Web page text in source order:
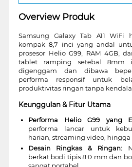
Overview Produk
Samsung Galaxy Tab A11 WiFi
kompak 8,7 inci yang andal
prosesor Helio G99, RAM 4GB,
tablet ramping setebal 8mm
digenggam dan dibawa
performa responsif untuk
produktivitas ringan tanpa kendala.
Keunggulan & Fitur Utama
Performa Helio G99 yang
performa lancar untuk
harian, streaming video, hingga
Desain Ringkas & Ringan:
berkat bodi tipis 8.0 mm dan
sangat portabel.